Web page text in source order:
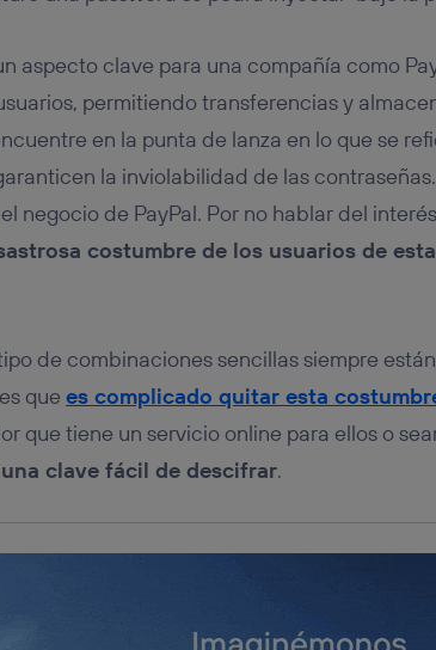
aspecto clave para una compañía como
permitiendo transferencias y
en la punta de lanza en lo que se
la inviolabilidad de las
negocio de PayPal. Por no hablar del
costumbre de los usuarios de
de combinaciones sencillas siempre
que es complicado quitar esta
que tiene un servicio online para ellos o
clave fácil de descifrar.
utilizas una
conexión de banda ancha
(p. ej., Wi-Fi),
en función de las actividades de navegación de
dado su consentimiento.
datos móviles
, el marketing será más
en la navegación del usuario del móvil.
gestionar los consentimientos Utiq seleccionando
de esta página web o visitando el
portal de
información, consulta la política de privacidad